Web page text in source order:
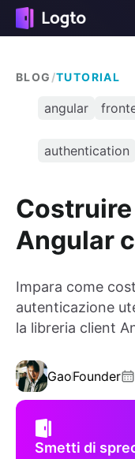
BLOG /TUTORIAL
angular
authentication
Angular
Impara come
autenticazione
la libreria client
GaoFounder
Smetti di